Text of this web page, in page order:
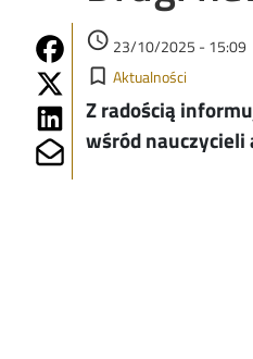
access_time 23/10/2025 - 15:09
bookmark_border Kategorie
Aktualności
Z radością
wśród
Share on Fb
Share on Twitter
Share on Linkedin
Share on Mailto